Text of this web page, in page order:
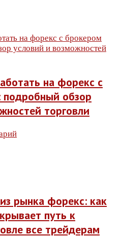
на форекс с
обзор
торговли
рынка форекс: как
путь к
все трейдерам